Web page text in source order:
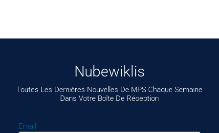
Nubewiklis
Toutes Les Dernières Nouvelles De MPS Chaque Semaine
Dans Votre Boîte De Réception
Email